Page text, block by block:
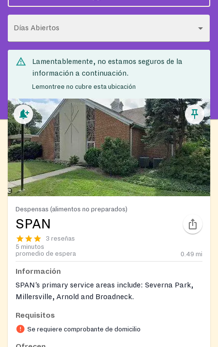
Días Abiertos
Lamentablemente, no estamos seguros de la
información a continuación.
Lemontree no cubre esta ubicación
Despensas (alimentos no preparados)
SPAN
3 reseñas
5 minutos
promedio de espera
0.49 mi
Información
SPAN’s primary service areas include: Severna Park,
Millersville, Arnold and Broadneck.
Requisitos
Se requiere comprobante de domicilio